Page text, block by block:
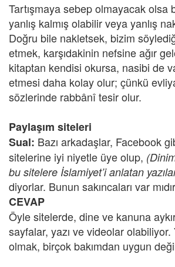
Tartışmaya sebep olmayacak olsa
yanlış kalmış olabilir veya yanlış
Doğru bile nakletsek, bizim
etmek, karşıdakinin nefsine ağır
kitaptan kendisi okursa, nasibi de
etmesi daha kolay olur; çünkü
sözlerinde rabbânî tesir olur.
Paylaşım siteleri
Sual: Bazı arkadaşlar, Facebook
sitelerine iyi niyetle üye olup,
bu sitelere İslamiyet’i anlatan
diyorlar. Bunun sakıncaları var
CEVAP
Öyle sitelerde, dine ve kanuna
sayfalar, yazı ve videolar
olmak, birçok bakımdan uygun